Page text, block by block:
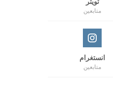
متابعين
انستغرام
متابعين